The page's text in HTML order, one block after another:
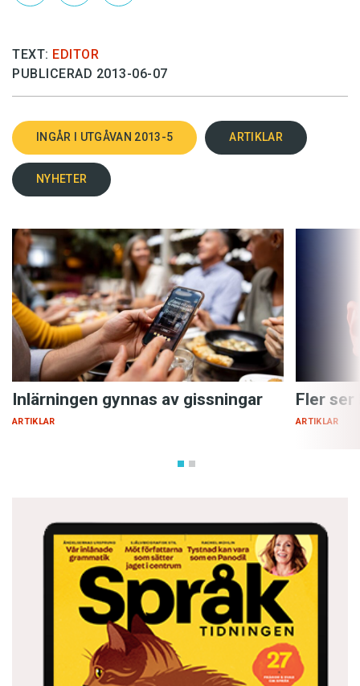
TEXT: EDITOR
PUBLICERAD 2013-06-07
INGÅR I UTGÅVAN 2013-5 ARTIKLAR
NYHETER
Inlärningen gynnas av gissningar
ARTIKLAR
Fler
ARTIKLAR